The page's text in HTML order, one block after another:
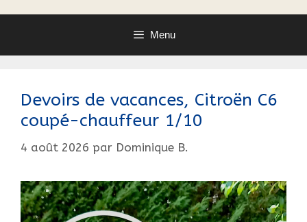
Menu
Devoirs de vacances, Citroën C6
coupé-chauffeur 1/10
4 août 2026 par Dominique B.